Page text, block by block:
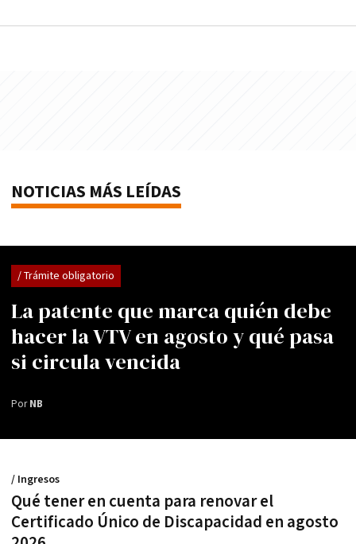
NOTICIAS MÁS LEÍDAS
La patente que marca quién debe
hacer la VTV en agosto y qué pasa
si circula vencida
/ Trámite obligatorio
PorNB
Qué tener en cuenta para renovar el
Certificado Único de Discapacidad en agosto
/ Ingresos